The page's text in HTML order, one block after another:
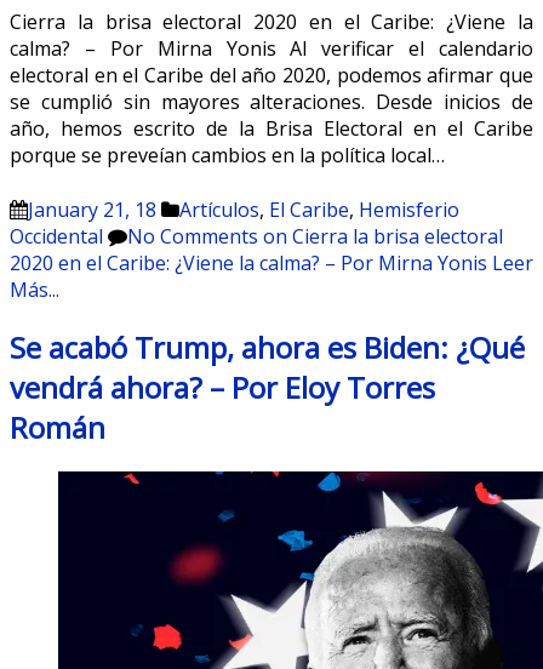
Cierra la brisa electoral 2020 en el Caribe: ¿Viene la
calma? – Por Mirna Yonis Al verificar el calendario
electoral en el Caribe del año 2020, podemos afirmar que
se cumplió sin mayores alteraciones. Desde inicios de
año, hemos escrito de la Brisa Electoral en el Caribe
porque se preveían cambios en la política local…
January 21, 18 Artículos, El Caribe, Hemisferio
Occidental
No Comments on Cierra la brisa electoral
2020 en el Caribe: ¿Viene la calma? – Por Mirna Yonis Leer
Más...
Se acabó Trump, ahora es Biden: ¿Qué
vendrá ahora? – Por Eloy Torres
Román